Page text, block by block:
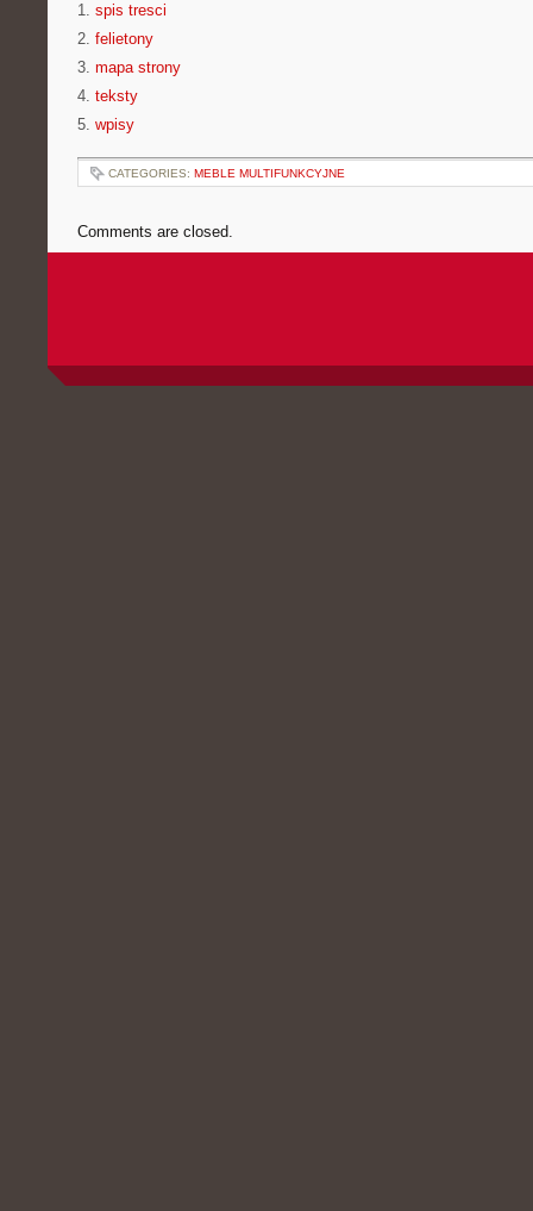
1. spis tresci
2. felietony
3. mapa strony
4. teksty
5. wpisy
CATEGORIES: MEBLE MULTIFUNKCYJNE
Comments are closed.